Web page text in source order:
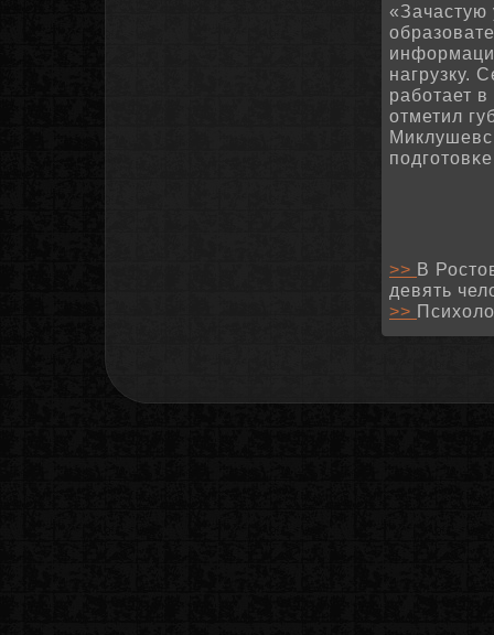
«Зачастую
нагрузку.
рабοтает
отметил
>> В
девять
>>